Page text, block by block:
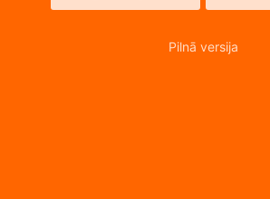
Pilnā versija